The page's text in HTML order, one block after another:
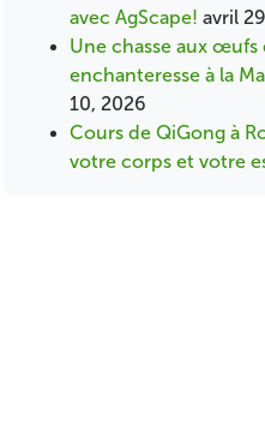
avec AgScape! avril
Une chasse aux œufs
enchanteresse à la
10, 2026
Cours de QiGong à
votre corps et votre